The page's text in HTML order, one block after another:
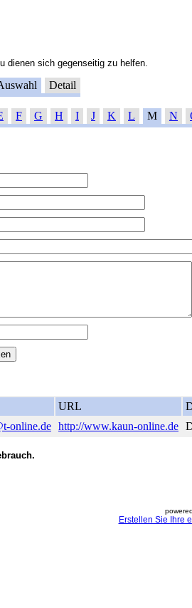
dienen sich gegenseitig zu helfen.
Detail
F G H I J K L M N
URL
online.de http://www.kaun-online.de
Erstellen Sie Ihre